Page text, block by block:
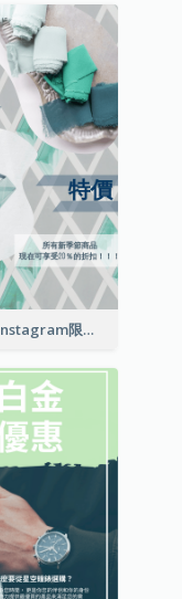
藍綠色Instagram限時動態